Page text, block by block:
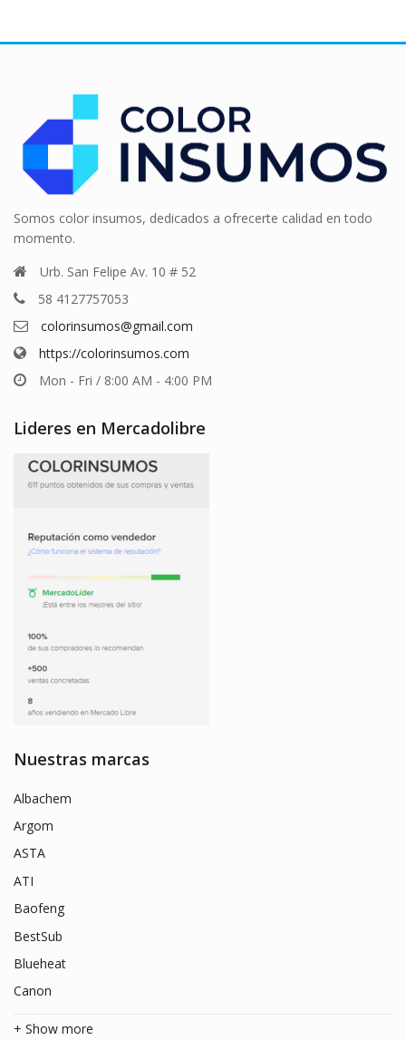
Somos color insumos, dedicados a ofrecerte calidad en todo
momento.
Urb. San Felipe Av. 10 # 52
58 4127757053
colorinsumos@gmail.com
https://colorinsumos.com
Mon - Fri / 8:00 AM - 4:00 PM
Lideres en Mercadolibre
Nuestras marcas
Albachem
Argom
ASTA
ATI
Baofeng
BestSub
Blueheat
Canon
+ Show more